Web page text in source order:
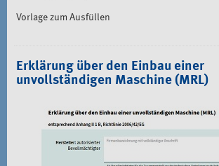
Vorlage zum Ausfüllen
Erklärung über den Einbau einer
unvollständigen Maschine (MRL)